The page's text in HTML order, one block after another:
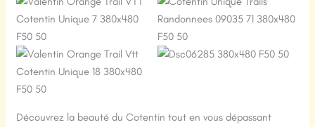
Découvrez la beauté du Cotentin tout en vous dépassant